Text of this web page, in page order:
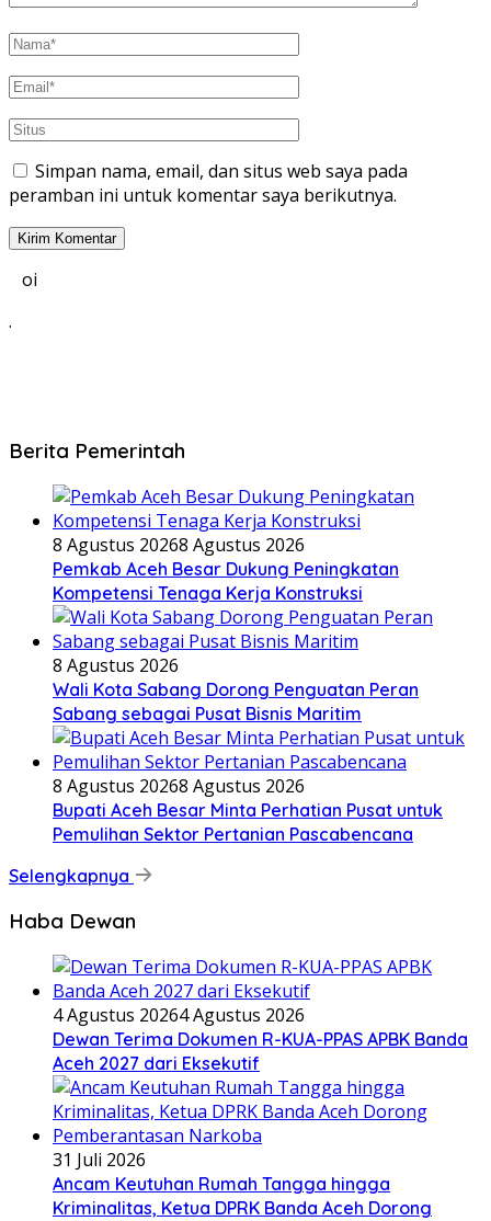
Simpan nama, email, dan situs web saya pada
peramban ini untuk komentar saya berikutnya.
oi
.
Berita Pemerintah
8 Agustus 20268 Agustus 2026
Pemkab Aceh Besar Dukung Peningkatan
Kompetensi Tenaga Kerja Konstruksi
8 Agustus 2026
Wali Kota Sabang Dorong Penguatan Peran
Sabang sebagai Pusat Bisnis Maritim
8 Agustus 20268 Agustus 2026
Bupati Aceh Besar Minta Perhatian Pusat untuk
Pemulihan Sektor Pertanian Pascabencana
Selengkapnya
Haba Dewan
4 Agustus 20264 Agustus 2026
Dewan Terima Dokumen R-KUA-PPAS APBK Banda
Aceh 2027 dari Eksekutif
31 Juli 2026
Ancam Keutuhan Rumah Tangga hingga
Kriminalitas, Ketua DPRK Banda Aceh Dorong